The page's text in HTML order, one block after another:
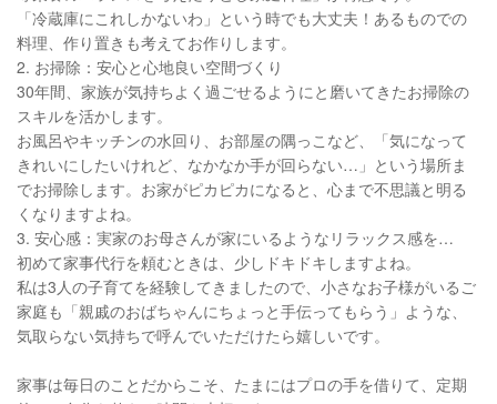
「冷蔵庫にこれしかないわ」という時でも大丈夫！あるものでの
料理、作り置きも考えてお作りします。
2. お掃除：安心と心地良い空間づくり
30年間、家族が気持ちよく過ごせるようにと磨いてきたお掃除の
スキルを活かします。
お風呂やキッチンの水回り、お部屋の隅っこなど、「気になって
きれいにしたいけれど、なかなか手が回らない…」という場所ま
でお掃除します。お家がピカピカになると、心まで不思議と明る
くなりますよね。
3. 安心感：実家のお母さんが家にいるようなリラックス感を…
初めて家事代行を頼むときは、少しドキドキしますよね。
私は3人の子育てを経験してきましたので、小さなお子様がいるご
家庭も「親戚のおばちゃんにちょっと手伝ってもらう」ような、
気取らない気持ちで呼んでいただけたら嬉しいです。
家事は毎日のことだからこそ、たまにはプロの手を借りて、定期